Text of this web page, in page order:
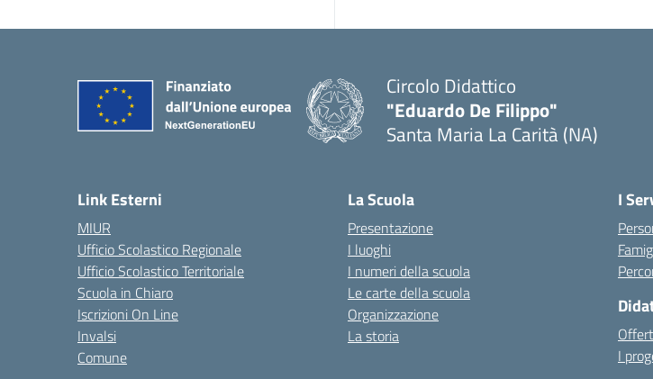
Circolo Didattico
"Eduardo De Filippo"
Santa Maria La Carità (NA)
Link Esterni
MIUR
Ufficio Scolastico Regionale
Ufficio Scolastico Territoriale
Scuola in Chiaro
Iscrizioni On Line
Invalsi
Comune
La Scuola
Presentazione
I luoghi
I numeri della scuola
Le carte della scuola
Organizzazione
La storia
I
I